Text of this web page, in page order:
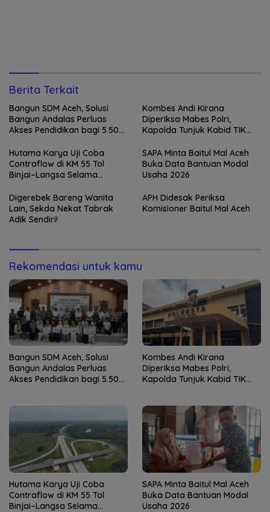
Berita Terkait
Bangun SDM Aceh, Solusi
Bangun Andalas Perluas
Akses Pendidikan bagi 5.500
Kombes Andi Kirana
Diperiksa Mabes Polri,
Kapolda Tunjuk Kabid TIK
Kapolresta Banda Aceh
Hutama Karya Uji Coba
Contraflow di KM 55 Tol
Binjai–Langsa Selama
SAPA Minta Baitul Mal Aceh
Buka Data Bantuan Modal
Usaha 2026
Digerebek Bareng Wanita
Lain, Sekda Nekat Tabrak
Adik Sendiri!
APH Didesak Periksa
Komisioner Baitul Mal Aceh
Rekomendasi untuk kamu
Bangun SDM Aceh, Solusi
Bangun Andalas Perluas
Akses Pendidikan bagi 5.500
Kombes Andi Kirana
Diperiksa Mabes Polri,
Kapolda Tunjuk Kabid TIK
Hutama Karya Uji Coba
Contraflow di KM 55 Tol
Binjai–Langsa Selama
SAPA Minta Baitul Mal Aceh
Buka Data Bantuan Modal
Usaha 2026